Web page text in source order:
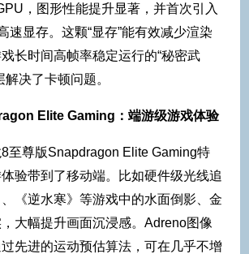
，图形性能提升显著，并首次引入
速显存。这颗“显存”能有效减少渲染
长时间高帧率稳定运行的“秘密武
决了卡顿问题。
Elite Gaming：端游级游戏体验
至尊版Snapdragon Elite Gaming特
验带到了移动端。比如硬件级光线追
《逆水寒》等游戏中的水面倒影、金
大幅提升画面沉浸感。Adreno图像
先进的运动预估算法，可在几乎不增